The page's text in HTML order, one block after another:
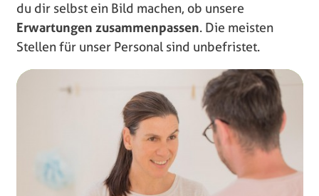
du dir selbst ein Bild machen, ob unsere
Erwartungen zusammenpassen. Die meisten
Stellen für unser Personal sind unbefristet.